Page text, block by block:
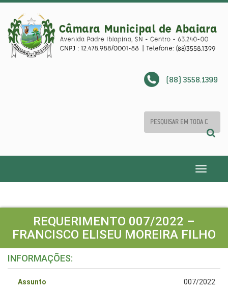
(88) 3558.1399
Toggle
REQUERIMENTO 007/2022 –
FRANCISCO ELISEU MOREIRA FILHO
INFORMAÇÕES:
Assunto 007/2022